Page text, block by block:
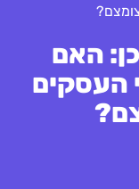
האם
העסקים